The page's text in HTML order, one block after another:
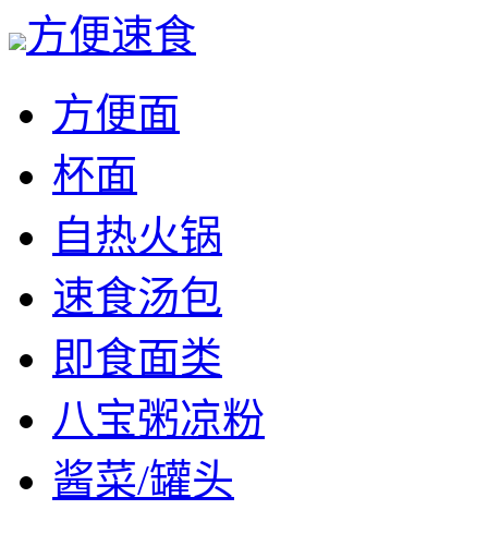
方便速食
方便面
杯面
自热火锅
速食汤包
即食面类
八宝粥凉粉
酱菜/罐头